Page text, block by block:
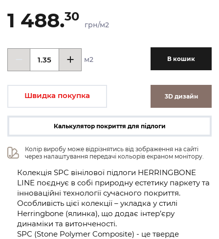
1 488.30
грн/м2
м2 В кошик
Швидка покупка 3D дизайн
Калькулятор покриття для підлоги
Колір виробу може відрізнятись від зображення на сайті
через налаштування передачі кольорів екраном монітору.
Колекція SPC вінілової підлоги HERRINGBONE
LINE поєднує в собі природну естетику паркету та
інноваційні технології сучасного покриття.
Особливість цієї колекції – укладка у стилі
Herringbone (ялинка), що додає інтер’єру
динаміки та витонченості.
SPC (Stone Polymer Composite) - це тверде